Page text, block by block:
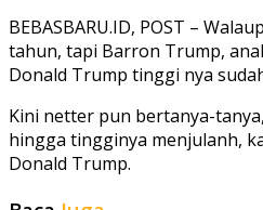
BEBASBARU.ID, POST –
tahun, tapi Barron Trump,
Donald Trump tinggi nya
Kini netter pun bertanya-
hingga tingginya menjulanh,
Donald Trump.